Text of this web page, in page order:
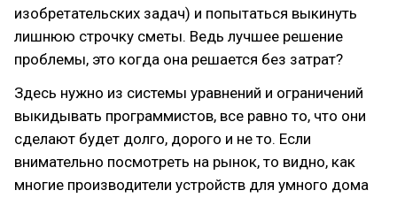
изобретательских задач) и попытаться выкинуть
лишнюю строчку сметы. Ведь лучшее решение
проблемы, это когда она решается без затрат?
Здесь нужно из системы уравнений и ограничений
выкидывать программистов, все равно то, что они
сделают будет долго, дорого и не то. Если
внимательно посмотреть на рынок, то видно, как
многие производители устройств для умного дома